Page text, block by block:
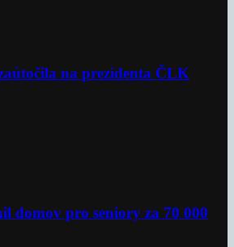
na prezidenta ČLK
domov pro seniory za 70 000